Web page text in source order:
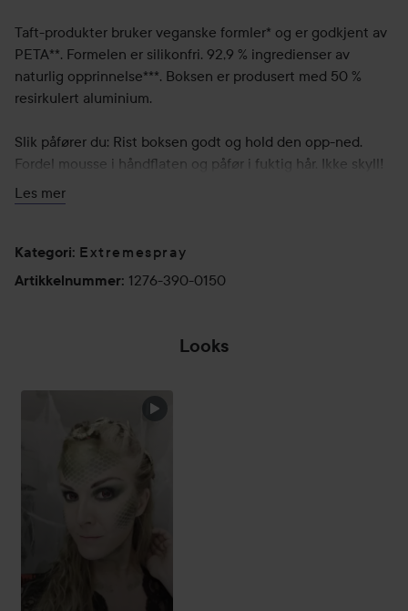
Taft-produkter bruker veganske formler* og er godkjent av
PETA**. Formelen er silikonfri. 92,9 % ingredienser av
naturlig opprinnelse***. Boksen er produsert med 50 %
resirkulert aluminium.
Slik påfører du: Rist boksen godt og hold den opp-ned.
Fordel mousse i håndflaten og påfør i fuktig hår. Ikke skyll!
Varme fra føneren forsterker volumeffekten.
Styrket hår
For alle hårtyper
* Fri for animalske ingredienser
**Global policy for dyreforsøk
Rist boksen godt og hold den opp-ned. Fordel mousse i
håndflaten og påfør i fuktig hår. Ikke skyll! Varme fra
føneren forsterker volumeffekten.
Les mer
Kategori: Extremespray
Artikkelnummer: 1276-390-0150
Looks